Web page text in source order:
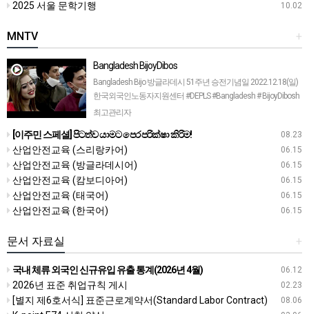
10.02
2025 서울 문학기행
+
MNTV
Bangladesh BijoyDibos
Bangladesh Bijo 방글라데시 51주년 승전기념일 2022.12.18(일)
한국외국인노동자지원센터 #DEPLS #Bangladesh # BijoyDibosh
#Victoryday
최고관리자
08.23
[이주민 스페셜] පිටත්ව යාමට පෙර පරික්ෂා කිරිම!
06.15
산업안전교육 (스리랑카어)
06.15
산업안전교육 (방글라데시어)
06.15
산업안전교육 (캄보디아어)
06.15
산업안전교육 (태국어)
06.15
산업안전교육 (한국어)
+
문서 자료실
06.12
국내 체류 외국인 신규유입 유출 통계(2026년 4월)
02.23
2026년 표준 취업규칙 게시
08.06
[별지 제6호서식] 표준근로계약서(Standard Labor Contract)